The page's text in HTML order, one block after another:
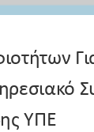
ΥΠΕ